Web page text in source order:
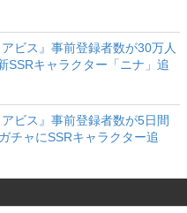
ビス』事前登録者数が30万人
SSRキャラクター「ニナ」追
ビス』事前登録者数が5日間
チャにSSRキャラクター追